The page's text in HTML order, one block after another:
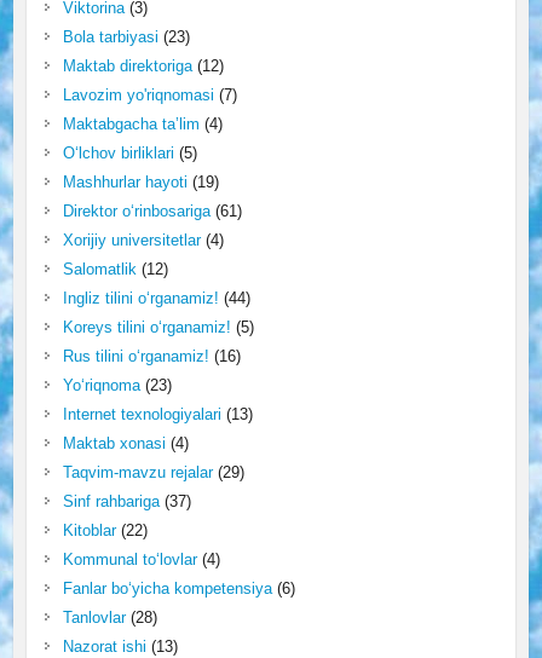
Viktorina(3)
Bola tarbiyasi (23)
Maktab direktoriga(12)
Lavozim yo'riqnomasi (7)
Maktabgacha ta’lim (4)
O‘lchov birliklari (5)
Mashhurlar hayoti (19)
Direktor o‘rinbosariga(61)
Xorijiy universitetlar(4)
Salomatlik(12)
Ingliz tilini o‘rganamiz! (44)
Koreys tilini o‘rganamiz! (5)
Rus tilini o‘rganamiz! (16)
Yo‘riqnoma(23)
Internet texnologiyalari (13)
Maktab xonasi (4)
Taqvim-mavzu rejalar(29)
Sinf rahbariga(37)
Kitoblar(22)
Kommunal to‘lovlar(4)
Fanlar bo‘yicha kompetensiya(6)
Tanlovlar(28)
Nazorat ishi (13)